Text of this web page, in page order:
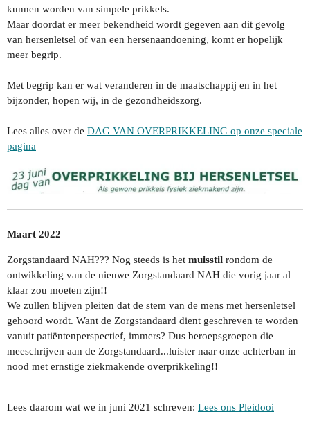
kunnen worden van simpele prikkels.
Maar doordat er meer bekendheid wordt gegeven aan dit gevolg
van hersenletsel of van een hersenaandoening, komt er hopelijk
meer begrip.
Met begrip kan er wat veranderen in de maatschappij en in het
bijzonder, hopen wij, in de gezondheidszorg.
Lees alles over de DAG VAN OVERPRIKKELING op onze speciale
pagina
Maart 2022
Zorgstandaard NAH??? Nog steeds is het muisstil rondom de
ontwikkeling van de nieuwe Zorgstandaard NAH die vorig jaar al
klaar zou moeten zijn!!
We zullen blijven pleiten dat de stem van de mens met hersenletsel
gehoord wordt. Want de Zorgstandaard dient geschreven te worden
vanuit patiëntenperspectief, immers? Dus beroepsgroepen die
meeschrijven aan de Zorgstandaard...luister naar onze achterban in
nood met ernstige ziekmakende overprikkeling!!
Lees daarom wat we in juni 2021 schreven: Lees ons Pleidooi